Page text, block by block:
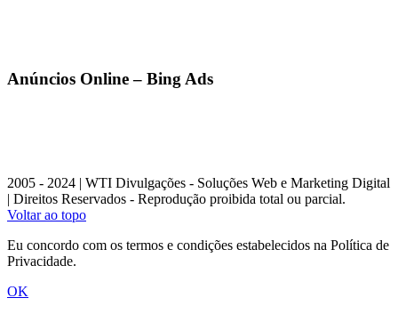
Anúncios Online – Bing Ads
2005 - 2024 | WTI Divulgações - Soluções Web e Marketing Digital
| Direitos Reservados - Reprodução proibida total ou parcial.
Voltar ao topo
Eu concordo com os termos e condições estabelecidos na Política de
Privacidade.
OK